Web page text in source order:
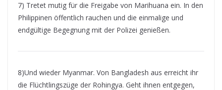
7) Tretet mutig für die Freigabe von Marihuana ein. In den
Philippinen öffentlich rauchen und die einmalige und
endgültige Begegnung mit der Polizei genießen.
8)Und wieder Myanmar. Von Bangladesh aus erreicht ihr
die Flüchtlingszüge der Rohingya. Geht ihnen entgegen,